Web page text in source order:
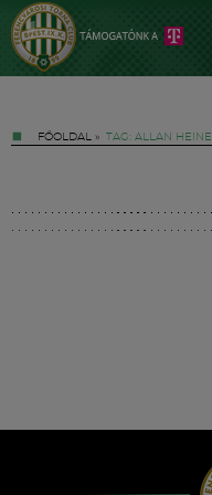
FŐOLDAL » TAG: ALLAN HEINE
Hírek